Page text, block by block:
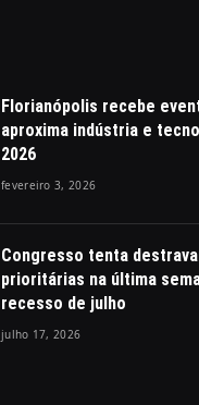
Florianópolis recebe
aproxima indústria e
2026
fevereiro 3, 2026
Congresso tenta
prioritárias na última
recesso de julho
julho 17, 2026